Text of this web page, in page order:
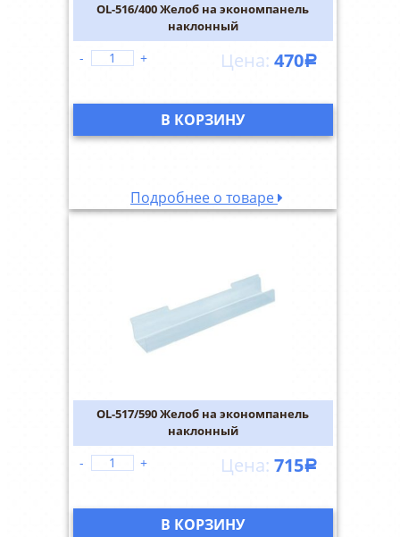
OL-516/400 Желоб на экономпанель
наклонный
470Р
- +
В КОРЗИНУ
Подробнее о товаре
OL-517/590 Желоб на экономпанель
наклонный
715Р
- +
В КОРЗИНУ